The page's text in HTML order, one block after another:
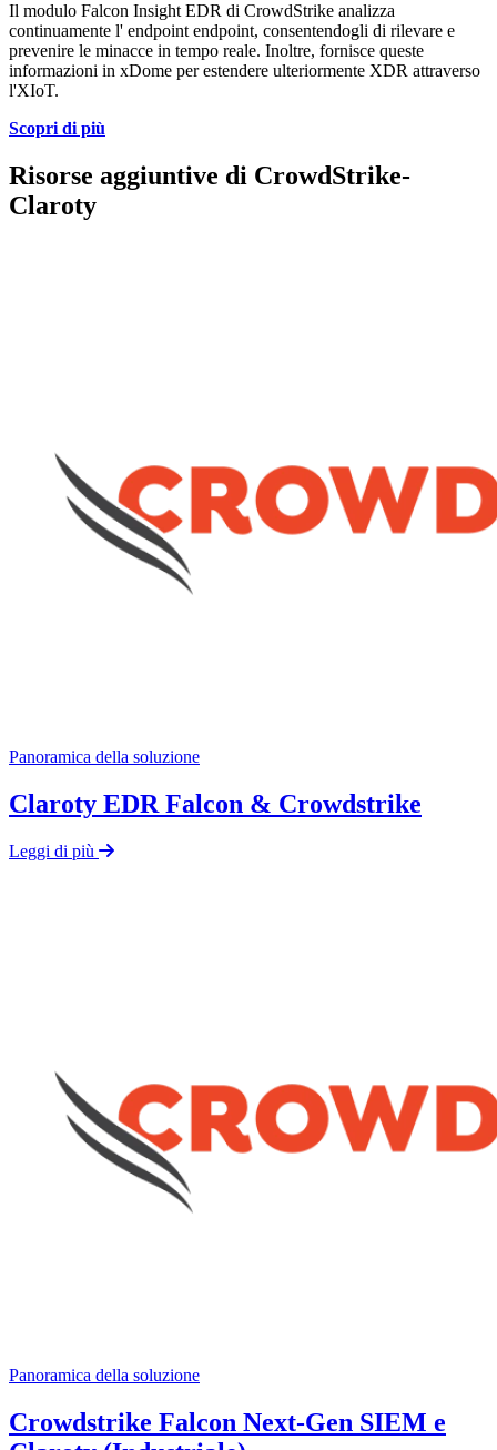
Il modulo Falcon Insight EDR di CrowdStrike analizza
continuamente l' endpoint endpoint, consentendogli di rilevare e
prevenire le minacce in tempo reale. Inoltre, fornisce queste
informazioni in xDome per estendere ulteriormente XDR attraverso
l'XIoT.
Scopri di più
Risorse aggiuntive di CrowdStrike-
Claroty
Panoramica della soluzione
Claroty EDR Falcon & Crowdstrike
Leggi di più
Panoramica della soluzione
Crowdstrike Falcon Next-Gen SIEM e